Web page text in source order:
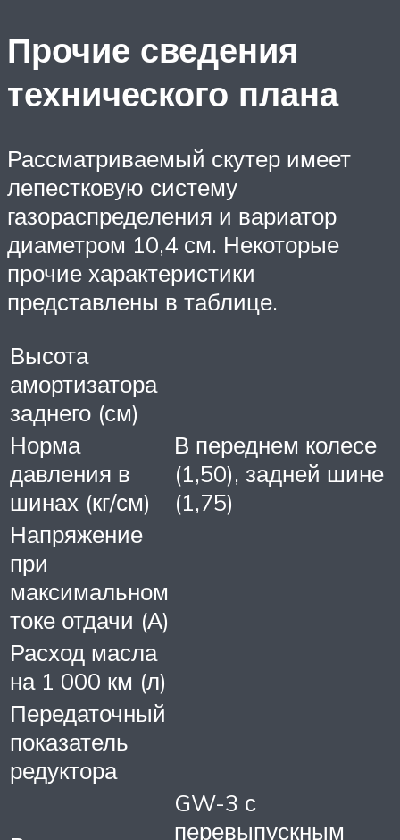
Прочие сведения
технического плана
Рассматриваемый скутер имеет
лепестковую систему
газораспределения и вариатор
диаметром 10,4 см. Некоторые
прочие характеристики
представлены в таблице.
Высота
амортизатора
заднего (см)
Норма
давления в
шинах (кг/см)
В переднем колесе
(1,50), задней шине
(1,75)
Напряжение
при
максимальном
токе отдачи (А)
Расход масла
на 1 000 км (л)
Передаточный
показатель
редуктора
GW-3 с
перевыпускным